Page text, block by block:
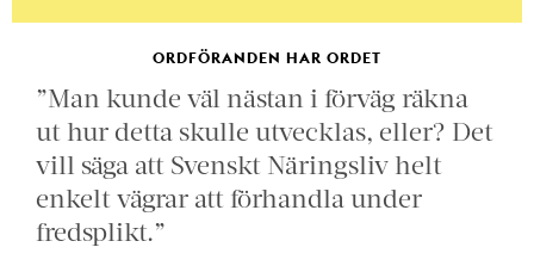
ORDFÖRANDEN HAR ORDET
”Man kunde väl nästan i förväg räkna
ut hur detta skulle utvecklas, eller? Det
vill säga att Svenskt Näringsliv helt
enkelt vägrar att förhandla under
fredsplikt.”